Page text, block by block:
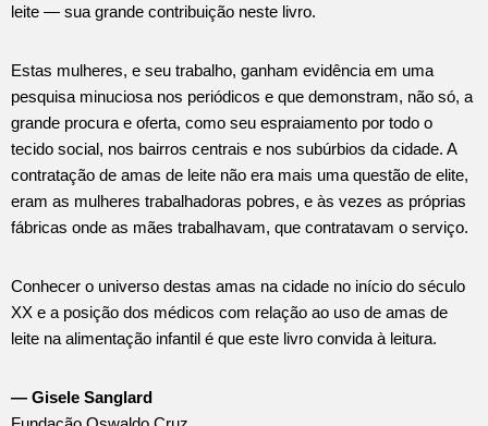
leite — sua grande contribuição neste livro.
Estas mulheres, e seu trabalho, ganham evidência em uma
pesquisa minuciosa nos periódicos e que demonstram, não só, a
grande procura e oferta, como seu espraiamento por todo o
tecido social, nos bairros centrais e nos subúrbios da cidade. A
contratação de amas de leite não era mais uma questão de elite,
eram as mulheres trabalhadoras pobres, e às vezes as próprias
fábricas onde as mães trabalhavam, que contratavam o serviço.
Conhecer o universo destas amas na cidade no início do século
XX e a posição dos médicos com relação ao uso de amas de
leite na alimentação infantil é que este livro convida à leitura.
— Gisele Sanglard